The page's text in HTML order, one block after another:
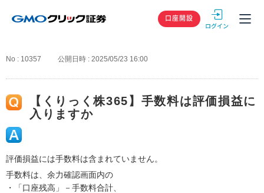
GMOクリック
口座開設
No : 10357 公開日時 : 2025/05/23 16:00
【くりっく株365】手数料は評価損益に
入りますか
評価損益には手数料は含まれていません。
手数料は、余力確認画面内の
・「口座残高」－手数料合計、